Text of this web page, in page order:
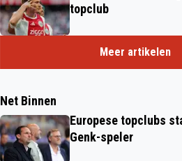
topclub
Meer artikelen
Net Binnen
Europese topclubs
Genk-speler